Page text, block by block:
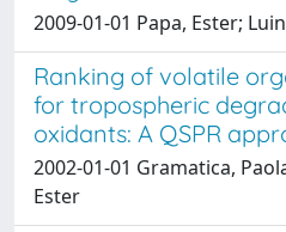
2009-01-01 Papa, Ester;
Ranking of volatile
for tropospheric
oxidants: A QSPR
2002-01-01 Gramatica,
Ester